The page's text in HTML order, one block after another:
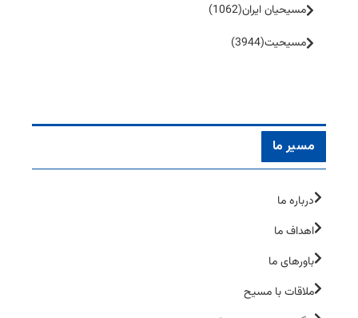
مسیحیان ایران(1062)
مسیحیت(3944)
مسیر ما
درباره ما
اهداف ما
باورهای ما
ملاقات با مسیح